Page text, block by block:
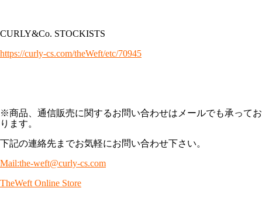
CURLY&Co. STOCKISTS
https://curly-cs.com/theWeft/etc/70945
※商品、通信販売に関するお問い合わせはメールでも承ってお
ります。
下記の連絡先までお気軽にお問い合わせ下さい。
Mail:the-weft@curly-cs.com
TheWeft Online Store